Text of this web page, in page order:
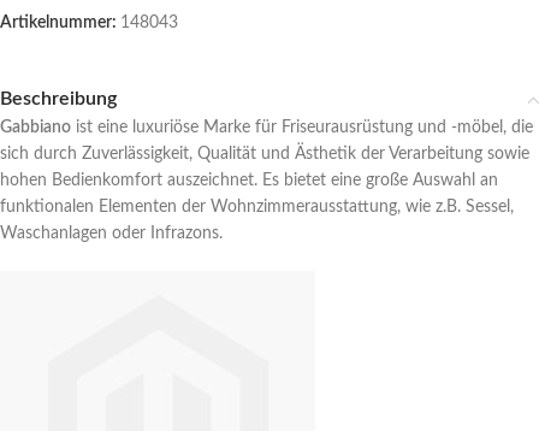
Artikelnummer: 148043
Beschreibung
Gabbiano ist eine luxuriöse Marke für Friseurausrüstung und -möbel, die
sich durch Zuverlässigkeit, Qualität und Ästhetik der Verarbeitung sowie
hohen Bedienkomfort auszeichnet. Es bietet eine große Auswahl an
funktionalen Elementen der Wohnzimmerausstattung, wie z.B. Sessel,
Waschanlagen oder Infrazons.